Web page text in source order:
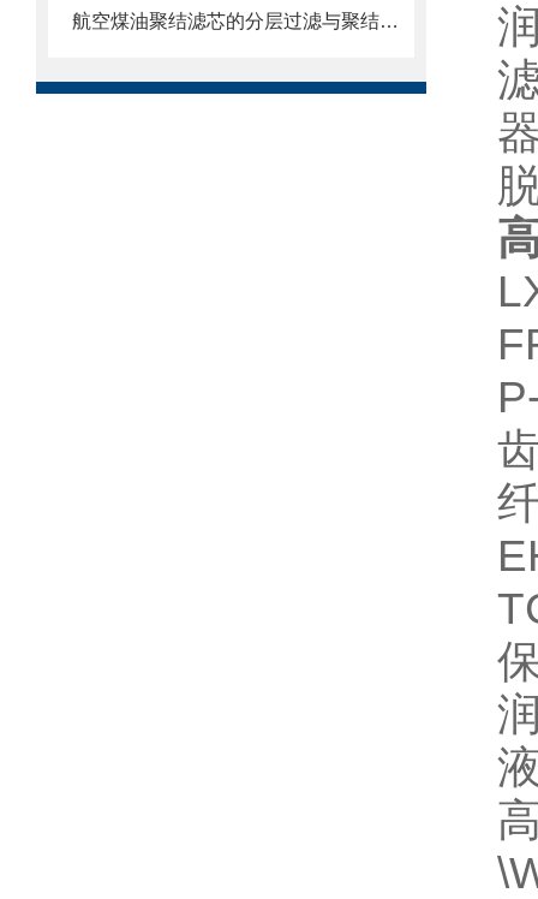
航空煤油聚结滤芯的分层过滤与聚结分离原理